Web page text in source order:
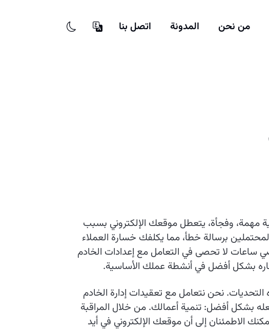
من نحن المدونة اتصل بنا
مهمة، وفجأة، يتعطل موقعك الإلكتروني بسبب
برسالة خطأ، مما يكلفك خسارة العملاء
ساعات لا تحصى في التعامل مع إعدادات الخادم
بشكل أفضل في أنشطة عملك الأساسية.
نحن نتعامل مع تعقيدات إدارة الخادم
بشكل أفضل: تنمية أعمالك. من خلال المراقبة
الاطمئنان إلى أن موقعك الإلكتروني في أيد